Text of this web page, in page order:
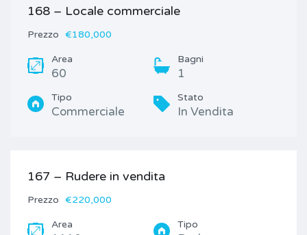
168 – Locale commerciale
Prezzo €180,000
Area
60
Bagni
1
Tipo
Commerciale
Stato
In Vendita
167 – Rudere in vendita
Prezzo €220,000
Area Tipo